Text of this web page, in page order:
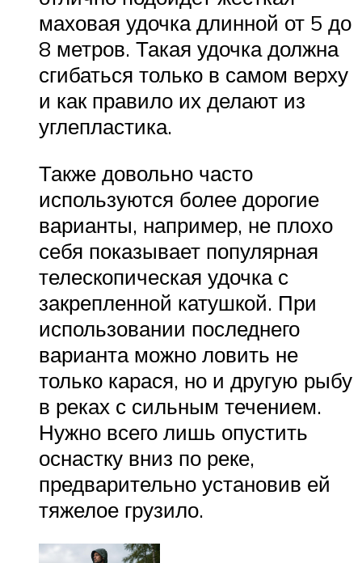
маховая удочка длинной от 5 до
8 метров. Такая удочка должна
сгибаться только в самом верху
и как правило их делают из
углепластика.
Также довольно часто
используются более дорогие
варианты, например, не плохо
себя показывает популярная
телескопическая удочка с
закрепленной катушкой. При
использовании последнего
варианта можно ловить не
только карася, но и другую рыбу
в реках с сильным течением.
Нужно всего лишь опустить
оснастку вниз по реке,
предварительно установив ей
тяжелое грузило.